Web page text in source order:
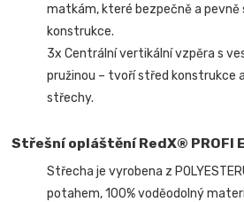
matkám, které bezpečně a
konstrukce.
3x Centrální vertikální vzpěra s
pružinou – tvoří střed konstrukce
střechy.
Střešní opláštění RedX® PROFI
Střecha je vyrobena z
potahem, 100% voděodolný